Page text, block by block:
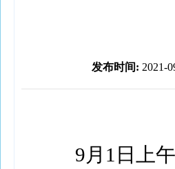
发布时间: 2021-
9月1日上午